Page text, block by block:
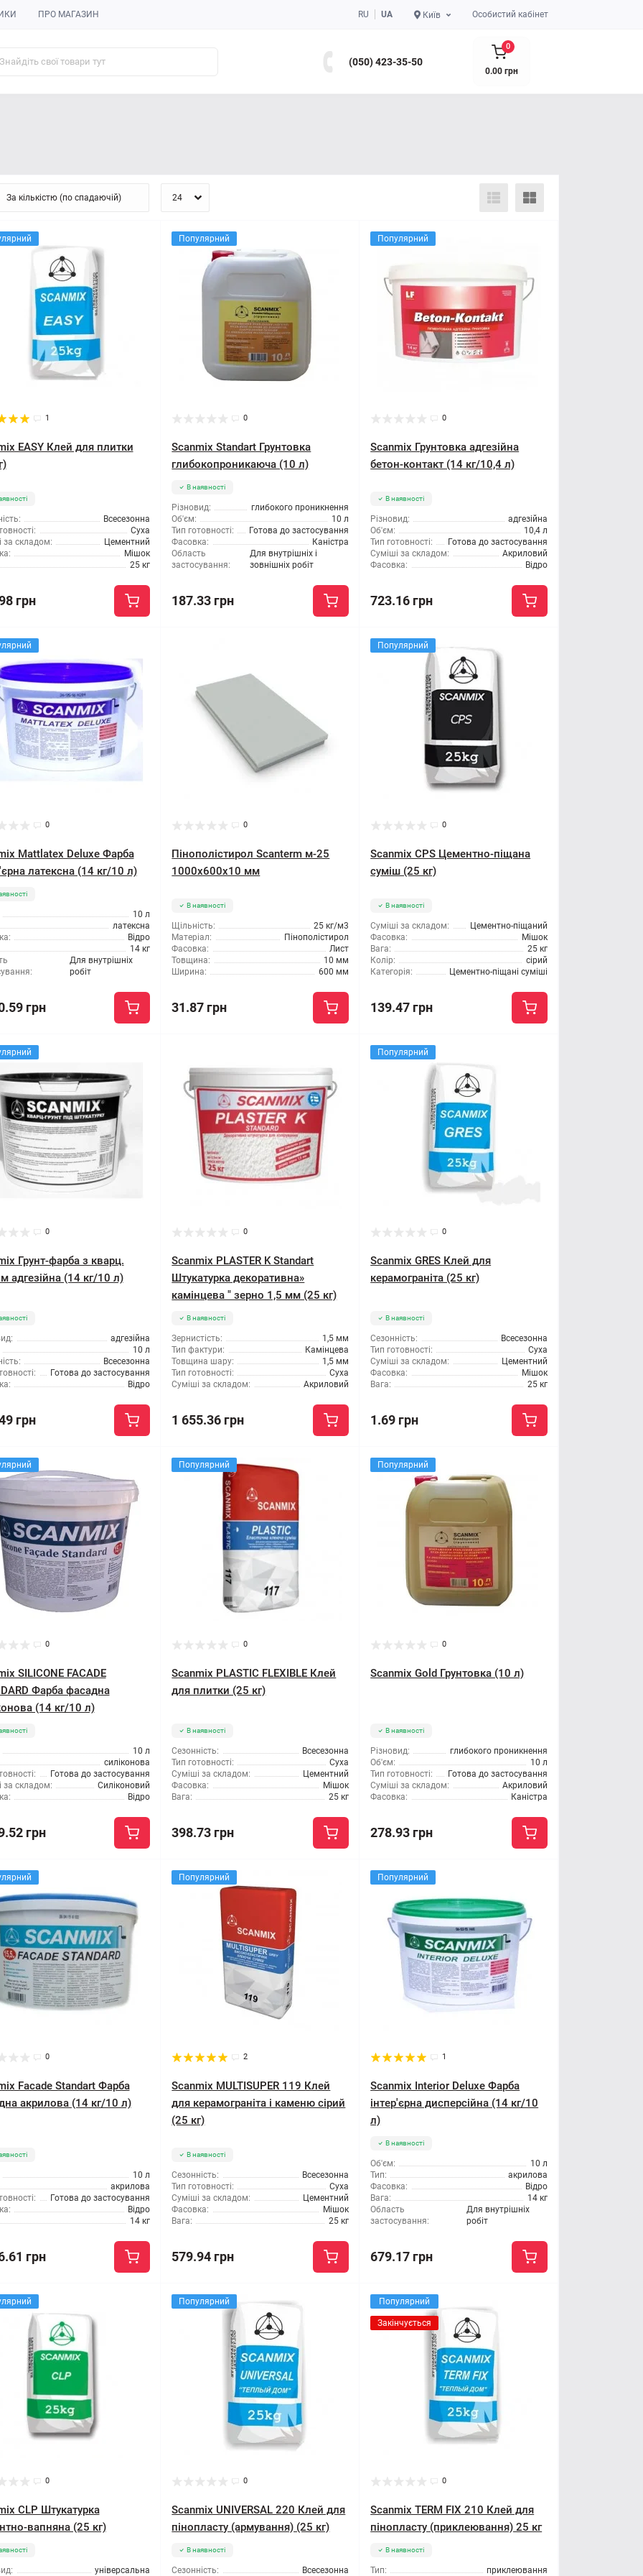
ПРО МАГАЗИН RU UA Київ Особистий кабінет
(050) 423-35-50
0
0.00 грн
1
EASY Клей для плитки
Всесезонна
Суха
за складом:
Цементний
Мішок
25 кг
грн
Популярний
0
Scanmix Standart Грунтовка
глибокопроникаюча (10 л)
В наявності
Різновид:
глибокого проникнення
Об'єм:
10 л
Тип готовності:
Готова до застосування
Фасовка:
Каністра
Область
застосування:
Для внутрішніх і
зовнішніх робіт
187.33 грн
Популярний
0
Scanmix Грунтовка адгезійна
бетон-контакт (14 кг/10,4 л)
В наявності
Різновид:
адгезійна
Об'єм:
10,4 л
Тип готовності:
Готова до застосування
Суміші за складом:
Акриловий
Фасовка:
Відро
723.16 грн
0
Mattlatex Deluxe Фарба
латексна (14 кг/10 л)
10 л
латексна
Відро
14 кг
Для внутрішніх
робіт
грн
0
Пінополістирол Scanterm м-25
1000x600x10 мм
В наявності
Щільність:
25 кг/м3
Матеріал:
Пінополістирол
Фасовка:
Лист
Товщина:
10 мм
Ширина:
600 мм
31.87 грн
Популярний
0
Scanmix CPS Цементно-піщана
суміш (25 кг)
В наявності
Суміші за складом:
Цементно-піщаний
Фасовка:
Мішок
Вага:
25 кг
Колір:
сірий
Категорія:
Цементно-піщані суміші
139.47 грн
0
Грунт-фарба з кварц.
адгезійна (14 кг/10 л)
адгезійна
10 л
Всесезонна
Готова до застосування
Відро
грн
0
Scanmix PLASTER K Standart
Штукатурка декоративна»
камінцева " зерно 1,5 мм (25 кг)
В наявності
Зернистість:
1,5 мм
Тип фактури:
Камінцева
Товщина шару:
1,5 мм
Тип готовності:
Суха
Суміші за складом:
Акриловий
1 655.36 грн
Популярний
0
Scanmix GRES Клей для
керамограніта (25 кг)
В наявності
Сезонність:
Всесезонна
Тип готовності:
Суха
Суміші за складом:
Цементний
Фасовка:
Мішок
Вага:
25 кг
1.69 грн
0
SILICONE FACADE
Фарба фасадна
(14 кг/10 л)
10 л
силіконова
Готова до застосування
за складом:
Силіконовий
Відро
грн
Популярний
0
Scanmix PLASTIC FLEXIBLE Клей
для плитки (25 кг)
В наявності
Сезонність:
Всесезонна
Тип готовності:
Суха
Суміші за складом:
Цементний
Фасовка:
Мішок
Вага:
25 кг
398.73 грн
Популярний
0
Scanmix Gold Грунтовка (10 л)
В наявності
Різновид:
глибокого проникнення
Об'єм:
10 л
Тип готовності:
Готова до застосування
Суміші за складом:
Акриловий
Фасовка:
Каністра
278.93 грн
0
Facade Standart Фарба
акрилова (14 кг/10 л)
10 л
акрилова
Готова до застосування
Відро
14 кг
грн
Популярний
2
Scanmix MULTISUPER 119 Клей
для керамограніта і каменю сірий
(25 кг)
В наявності
Сезонність:
Всесезонна
Тип готовності:
Суха
Суміші за складом:
Цементний
Фасовка:
Мішок
Вага:
25 кг
579.94 грн
Популярний
1
Scanmix Interior Deluxe Фарба
інтер'єрна дисперсійна (14 кг/10
л)
В наявності
Об'єм:
10 л
Тип:
акрилова
Фасовка:
Відро
Вага:
14 кг
Область
застосування:
Для внутрішніх
робіт
679.17 грн
0
CLP Штукатурка
вапняна (25 кг)
універсальна
Популярний
0
Scanmix UNIVERSAL 220 Клей для
пінопласту (армування) (25 кг)
В наявності
Сезонність: Всесезонна
Популярний
Закінчується
0
Scanmix TERM FIX 210 Клей для
пінопласту (приклеювання) 25 кг
В наявності
Тип: приклеювання